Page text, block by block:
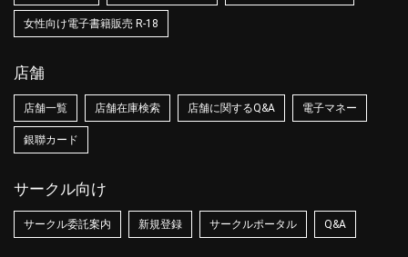
女性向け電子書籍販売 R-18
店舗
店舗一覧 店舗在庫検索 店舗に関するQ&A 電子マネー
銀聯カード
サークル向け
サークル委託案内 新規登録 サークルポータル Q&A